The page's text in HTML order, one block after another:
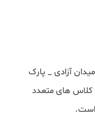
آزادی _ پارک
کلاس های متعدد
است.